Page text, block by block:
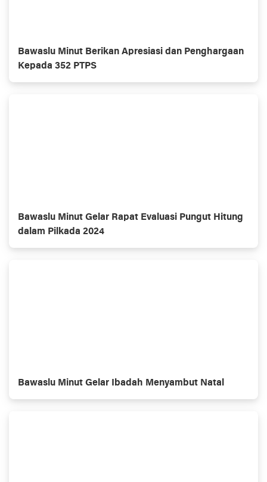
Bawaslu Minut Berikan Apresiasi dan Penghargaan
Kepada 352 PTPS
Bawaslu Minut Gelar Rapat Evaluasi Pungut Hitung
dalam Pilkada 2024
Bawaslu Minut Gelar Ibadah Menyambut Natal